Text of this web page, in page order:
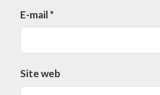
E-mail*
Site web